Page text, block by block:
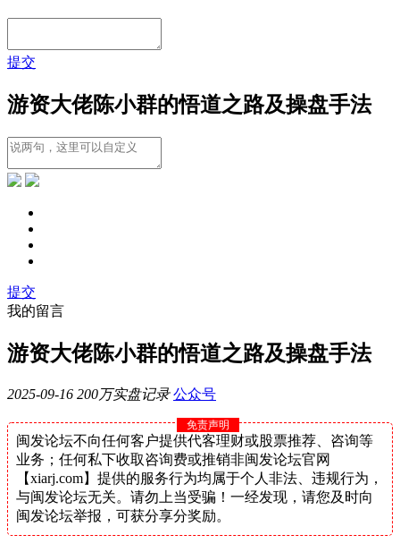
提交
游资大佬陈小群的悟道之路及操盘手法
提交
我的留言
游资大佬陈小群的悟道之路及操盘手法
2025-09-16 200万实盘记录 公众号
免责声明
闽发论坛不向任何客户提供代客理财或股票推荐、咨询等
业务；任何私下收取咨询费或推销非闽发论坛官网
【xiarj.com】提供的服务行为均属于个人非法、违规行为，
与闽发论坛无关。请勿上当受骗！一经发现，请您及时向
闽发论坛举报，可获分享分奖励。